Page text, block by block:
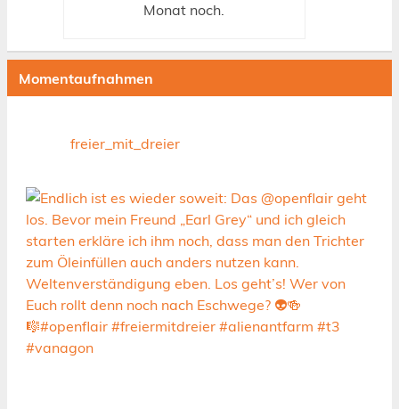
Monat noch.
Momentaufnahmen
freier_mit_dreier